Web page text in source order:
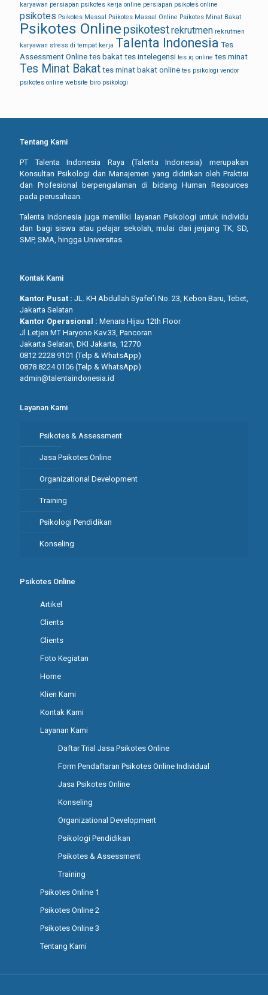
karyawan persiapan psikotes kerja online persiapan psikotes online
psikotes Psikotes Massal Psikotes Massal Online Psikotes Minat Bakat
Psikotes Online psikotestrekrutmen rekrutmen
karyawan stress di tempat kerja Talenta Indonesia Tes
Assessment Online tes bakat tes intelegensi tes iq online tes minat
Tes Minat Bakat tes minat bakat online tes psikologi vendor
psikotes online website biro psikologi
Tentang Kami
PT Talenta Indonesia Raya (Talenta Indonesia) merupakan
Konsultan Psikologi dan Manajemen yang didirikan oleh Praktisi
dan Profesional berpengalaman di bidang Human Resources
pada perusahaan.
Talenta Indonesia juga memiliki layanan Psikologi untuk individu
dan bagi siswa atau pelajar sekolah, mulai dari jenjang TK, SD,
SMP, SMA, hingga Universitas.
Kontak Kami
Kantor Pusat : JL. KH Abdullah Syafei’i No. 23, Kebon Baru, Tebet,
Jakarta Selatan
Kantor Operasional : Menara Hijau 12th Floor
Jl Letjen MT Haryono Kav.33, Pancoran
Jakarta Selatan, DKI Jakarta, 12770
0812 2228 9101 (Telp & WhatsApp)
0878 8224 0106 (Telp & WhatsApp)
admin@talentaindonesia.id
Layanan Kami
Psikotes & Assessment
Jasa Psikotes Online
Organizational Development
Training
Psikologi Pendidikan
Konseling
Psikotes Online
Artikel
Clients
Clients
Foto Kegiatan
Home
Klien Kami
Kontak Kami
Layanan Kami
Daftar Trial Jasa Psikotes Online
Form Pendaftaran Psikotes Online Individual
Jasa Psikotes Online
Konseling
Organizational Development
Psikologi Pendidikan
Psikotes & Assessment
Training
Psikotes Online 1
Psikotes Online 2
Psikotes Online 3
Tentang Kami